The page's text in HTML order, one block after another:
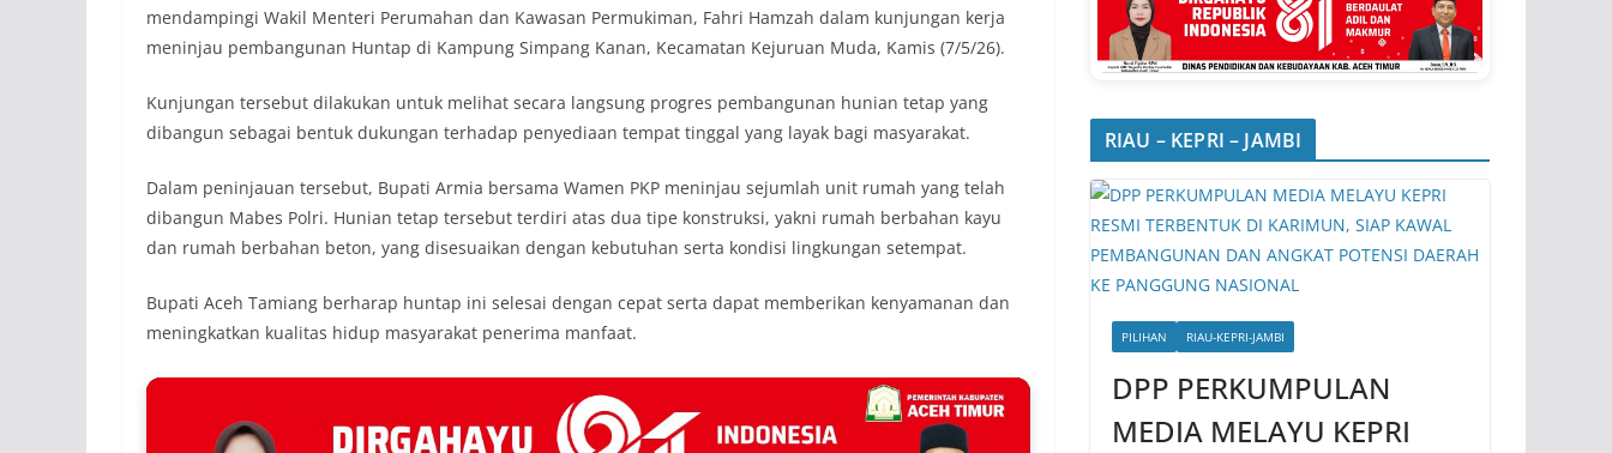
mendampingi Wakil Menteri Perumahan dan Kawasan Permukiman, Fahri Hamzah dalam kunjungan kerja
meninjau pembangunan Huntap di Kampung Simpang Kanan, Kecamatan Kejuruan Muda, Kamis (7/5/26).
Kunjungan tersebut dilakukan untuk melihat secara langsung progres pembangunan hunian tetap yang
dibangun sebagai bentuk dukungan terhadap penyediaan tempat tinggal yang layak bagi masyarakat.
Dalam peninjauan tersebut, Bupati Armia bersama Wamen PKP meninjau sejumlah unit rumah yang telah
dibangun Mabes Polri. Hunian tetap tersebut terdiri atas dua tipe konstruksi, yakni rumah berbahan kayu
dan rumah berbahan beton, yang disesuaikan dengan kebutuhan serta kondisi lingkungan setempat.
Bupati Aceh Tamiang berharap huntap ini selesai dengan cepat serta dapat memberikan kenyamanan dan
meningkatkan kualitas hidup masyarakat penerima manfaat.
RIAU – KEPRI – JAMBI
PILIHAN RIAU-KEPRI-JAMBI
DPP PERKUMPULAN
MEDIA MELAYU KEPRI